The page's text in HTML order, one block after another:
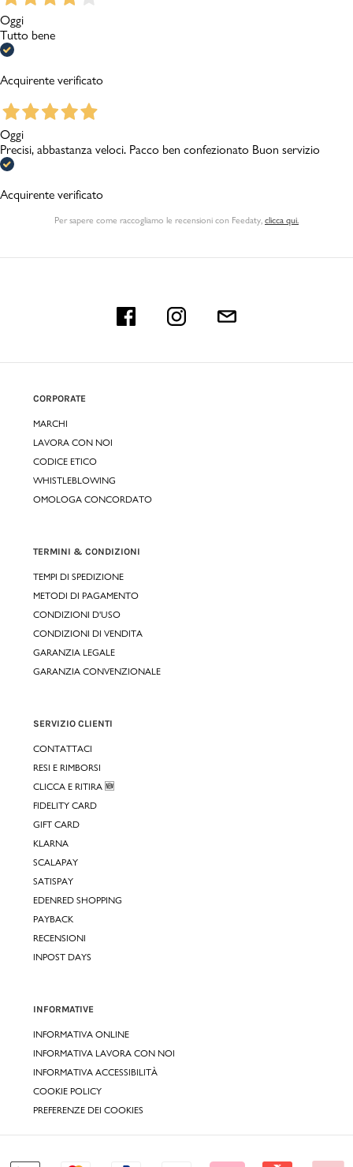
Oggi
Tutto bene
Acquirente verificato
Oggi
Precisi, abbastanza veloci. Pacco ben confezionato Buon servizio
Acquirente verificato
Per sapere come raccogliamo le recensioni con Feedaty clicca qui.
CORPORATE
MARCHI
LAVORA CON NOI
CODICE ETICO
WHISTLEBLOWING
OMOLOGA CONCORDATO
TERMINI & CONDIZIONI
TEMPI DI SPEDIZIONE
METODI DI PAGAMENTO
CONDIZIONI D'USO
CONDIZIONI DI VENDITA
GARANZIA LEGALE
GARANZIA CONVENZIONALE
SERVIZIO CLIENTI
CONTATTACI
RESI E RIMBORSI
CLICCA E RITIRA 🆕
FIDELITY CARD
GIFT CARD
KLARNA
SCALAPAY
SATISPAY
EDENRED SHOPPING
PAYBACK
RECENSIONI
INPOST DAYS
INFORMATIVE
INFORMATIVA ONLINE
INFORMATIVA LAVORA CON NOI
INFORMATIVA ACCESSIBILITÀ
COOKIE POLICY
PREFERENZE DEI COOKIES